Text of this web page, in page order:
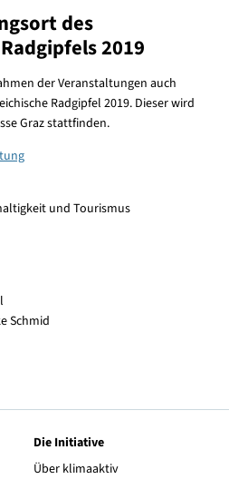
des
2019
der Veranstaltungen auch
Radgipfel 2019. Dieser wird
Graz stattfinden.
und Tourismus
Schmid
Die Initiative
Über klimaaktiv